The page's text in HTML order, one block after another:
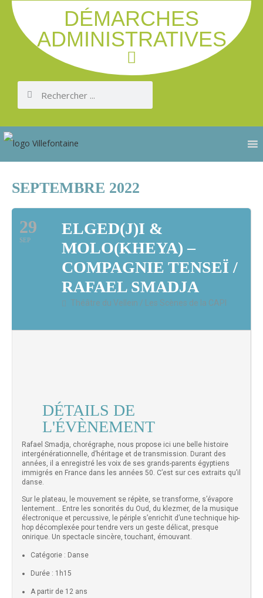
DÉMARCHES
ADMINISTRATIVES
SEPTEMBRE 2022
29
SEP
ELGED(J)I &
MOLO(KHEYA) –
COMPAGNIE TENSEÏ /
RAFAEL SMADJA
Théâtre du Vellein / Les Scènes de la CAPI
DÉTAILS DE
L'ÉVÈNEMENT
Rafael Smadja, chorégraphe, nous propose ici une belle histoire
intergénérationnelle, d’héritage et de transmission. Durant des
années, il a enregistré les voix de ses grands-parents égyptiens
immigrés en France dans les années 50. C’est sur ces extraits qu’il
danse.
Sur le plateau, le mouvement se répète, se transforme, s’évapore
lentement… Entre les sonorités du Oud, du klezmer, de la musique
électronique et percussive, le périple s’enrichit d’une technique hip-
hop décomplexée pour tendre vers un geste délicat, presque
onirique. Un spectacle sincère, touchant, émouvant.
Catégorie : Danse
Durée : 1h15
A partir de 12 ans